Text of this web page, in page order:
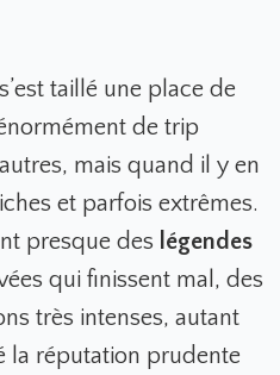
taillé une place de
de trip
mais quand il y en
et parfois extrêmes.
presque des légendes
qui finissent mal, des
très intenses, autant
la réputation prudente